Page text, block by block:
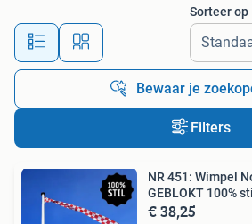
Alle afstanden…
Sorteer op
Bewaar je
Filters
NR 451: Wimpel
GEBLOKT 100%
€ 38,25